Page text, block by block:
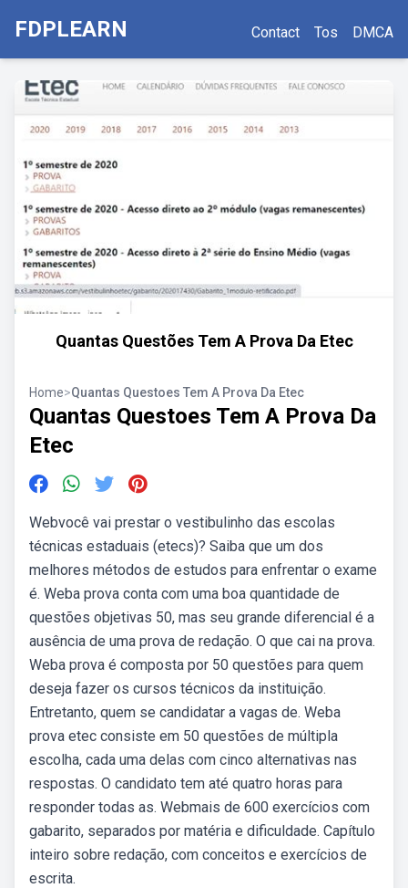
FDPLEARN Contact Tos DMCA
Quantas Questões Tem A Prova Da Etec
Home>Quantas Questoes Tem A Prova Da Etec
Quantas Questoes Tem A Prova Da
Etec
Webvocê vai prestar o vestibulinho das escolas
técnicas estaduais (etecs)? Saiba que um dos
melhores métodos de estudos para enfrentar o exame
é. Weba prova conta com uma boa quantidade de
questões objetivas 50, mas seu grande diferencial é a
ausência de uma prova de redação. O que cai na prova.
Weba prova é composta por 50 questões para quem
deseja fazer os cursos técnicos da instituição.
Entretanto, quem se candidatar a vagas de. Weba
prova etec consiste em 50 questões de múltipla
escolha, cada uma delas com cinco alternativas nas
respostas. O candidato tem até quatro horas para
responder todas as. Webmais de 600 exercícios com
gabarito, separados por matéria e dificuldade. Capítulo
inteiro sobre redação, com conceitos e exercícios de
escrita.